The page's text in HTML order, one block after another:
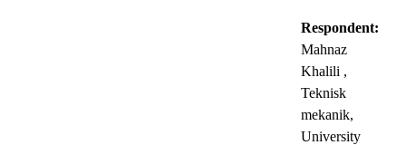
Respondent:
Mahnaz
Khalili ,
Teknisk
mekanik,
University